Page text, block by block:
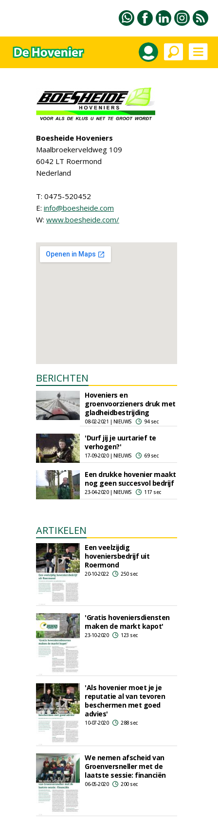
Boesheide Hoveniers
Maalbroekerveldweg 109
6042 LT Roermond
Nederland
T: 0475-520452
E: info@boesheide.com
W: www.boesheide.com/
BERICHTEN
Hoveniers en
groenvoorzieners druk met
gladheidbestrijding
08-02-2021 | NIEUWS 94 sec
'Durf jij je uurtarief te
verhogen?'
17-09-2020 | NIEUWS 69 sec
Een drukke hovenier maakt
nog geen succesvol bedrijf
23-04-2020 | NIEUWS 117 sec
ARTIKELEN
Een veelzijdig
hoveniersbedrijf uit
Roermond
20-10-2022 250 sec
'Gratis hoveniersdiensten
maken de markt kapot'
23-10-2020 123 sec
'Als hovenier moet je je
reputatie al van tevoren
beschermen met goed
advies'
10-07-2020 288 sec
We nemen afscheid van
Groenversneller met de
laatste sessie: financiën
06-05-2020 200 sec